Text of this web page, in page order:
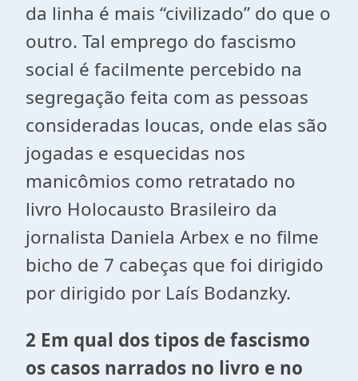
da linha é mais “civilizado” do que o
outro. Tal emprego do fascismo
social é facilmente percebido na
segregação feita com as pessoas
consideradas loucas, onde elas são
jogadas e esquecidas nos
manicômios como retratado no
livro Holocausto Brasileiro da
jornalista Daniela Arbex e no filme
bicho de 7 cabeças que foi dirigido
por dirigido por Laís Bodanzky.
2 Em qual dos tipos de fascismo
os casos narrados no livro e no